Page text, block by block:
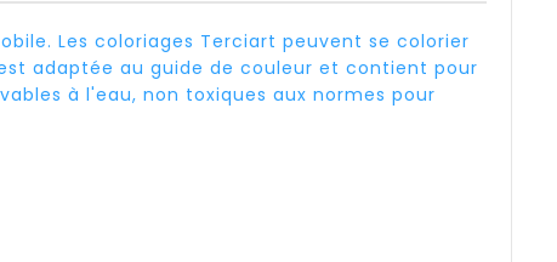
Les coloriages Terciart peuvent se colorier
adaptée au guide de couleur et contient pour
à l'eau, non toxiques aux normes pour